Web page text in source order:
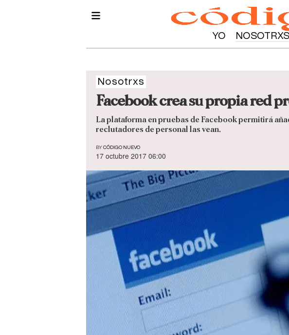
YO NOSOTRXS
Nosotrxs
Facebook crea su propia red
La plataforma en pruebas de Facebook permitirá
reclutadores de personal las vean.
BY CÓDIGO NUEVO
17 octubre 2017 06:00